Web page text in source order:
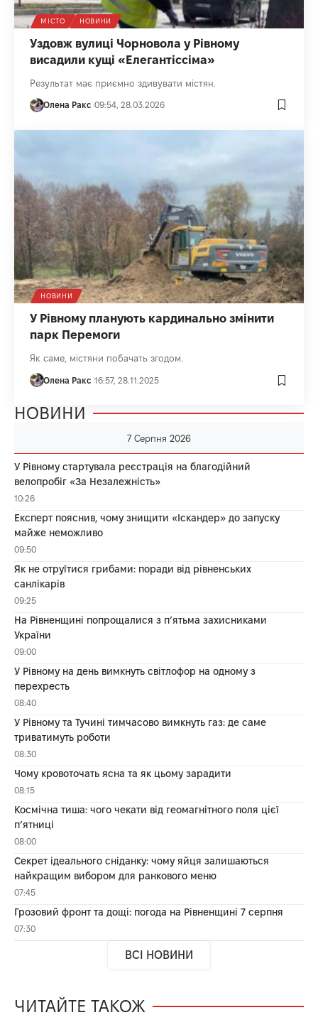
МІСТО НОВИНИ
Уздовж вулиці Чорновола у Рівному
висадили кущі «Елегантіссіма»
Результат має приємно здивувати містян.
Олена Ракс 09:54, 28.03.2026
НОВИНИ
У Рівному планують кардинально змінити
парк Перемоги
Як саме, містяни побачать згодом.
Олена Ракс 16:57, 28.11.2025
НОВИНИ
7 Серпня 2026
У Рівному стартувала реєстрація на благодійний
велопробіг «За Незалежність»
10:26
Експерт пояснив, чому знищити «Іскандер» до запуску
майже неможливо
09:50
Як не отруїтися грибами: поради від рівненських
санлікарів
09:25
На Рівненщині попрощалися з п’ятьма захисниками
України
09:00
У Рівному на день вимкнуть світлофор на одному з
перехресть
08:40
У Рівному та Тучині тимчасово вимкнуть газ: де саме
триватимуть роботи
08:30
Чому кровоточать ясна та як цьому зарадити
08:15
Космічна тиша: чого чекати від геомагнітного поля цієї
п’ятниці
08:00
Секрет ідеального сніданку: чому яйця залишаються
найкращим вибором для ранкового меню
07:45
Грозовий фронт та дощі: погода на Рівненщині 7 серпня
07:30
ВСІ НОВИНИ
ЧИТАЙТЕ ТАКОЖ